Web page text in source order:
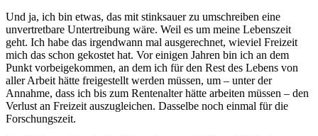
Und ja, ich bin etwas, das mit stinksauer zu umschreiben eine
unvertretbare Untertreibung wäre. Weil es um meine Lebenszeit
geht. Ich habe das irgendwann mal ausgerechnet, wieviel Freizeit
mich das schon gekostet hat. Vor einigen Jahren bin ich an dem
Punkt vorbeigekommen, an dem ich für den Rest des Lebens von
aller Arbeit hätte freigestellt werden müssen, um – unter der
Annahme, dass ich bis zum Rentenalter hätte arbeiten müssen – den
Verlust an Freizeit auszugleichen. Dasselbe noch einmal für die
Forschungszeit.